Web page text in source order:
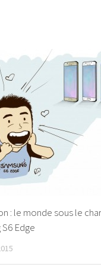
: le monde sous le
Edge